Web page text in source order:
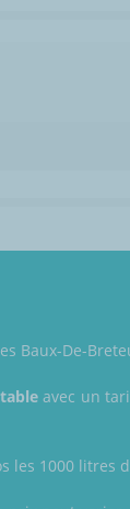
Baux-De-
avec un
les 1000 litres